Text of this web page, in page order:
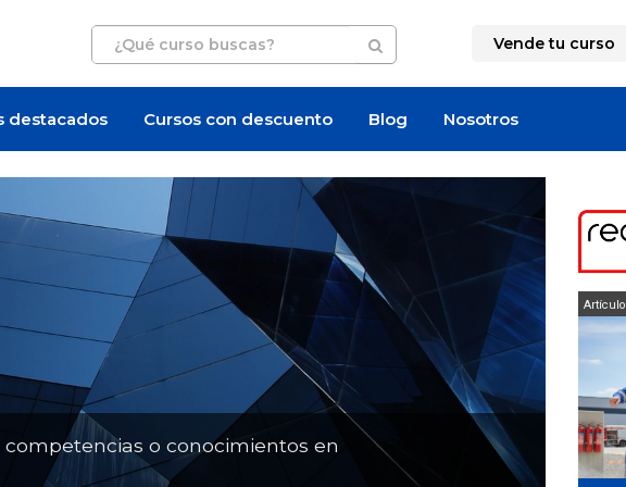
Vende tu curso
destacados Cursos con descuento Blog Nosotros
o conocimientos en
¿Cuánto cuesta un curso de
Artículo